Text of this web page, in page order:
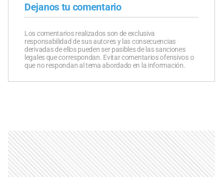
Dejanos tu comentario
Los comentarios realizados son de exclusiva
responsabilidad de sus autores y las consecuencias
derivadas de ellos pueden ser pasibles de las sanciones
legales que correspondan. Evitar comentarios ofensivos o
que no respondan al tema abordado en la información.